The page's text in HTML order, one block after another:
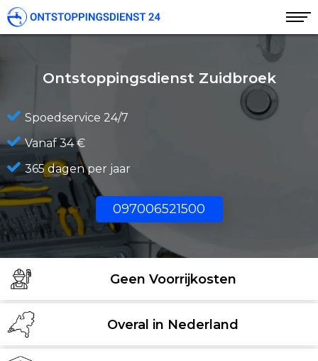
Ontstoppingsdienst Zuidbroek
Spoedservice 24/7
Vanaf 34 €
365 dagen per jaar
097006521500
Geen Voorrijkosten
Overal in Nederland